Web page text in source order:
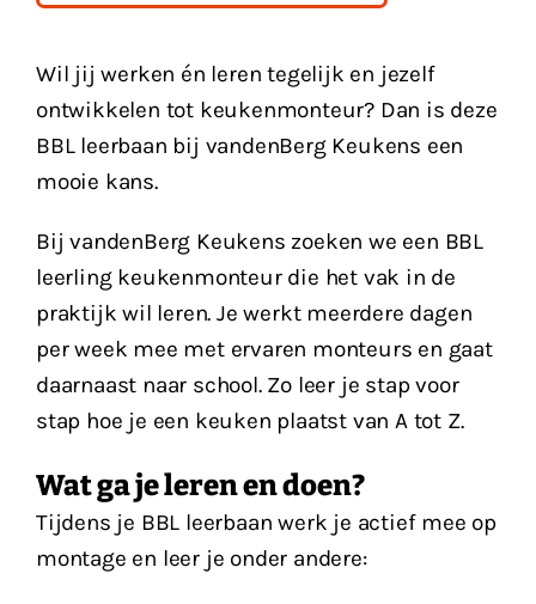
Vacatures
Contact
Wil jij werken én leren tegelijk en jezelf
ontwikkelen tot keukenmonteur? Dan is deze
BBL leerbaan bij vandenBerg Keukens een
mooie kans.
Bij vandenBerg Keukens zoeken we een BBL
leerling keukenmonteur die het vak in de
praktijk wil leren. Je werkt meerdere dagen
per week mee met ervaren monteurs en gaat
daarnaast naar school. Zo leer je stap voor
stap hoe je een keuken plaatst van A tot Z.
Wat ga je leren en doen?
Tijdens je BBL leerbaan werk je actief mee op
montage en leer je onder andere: